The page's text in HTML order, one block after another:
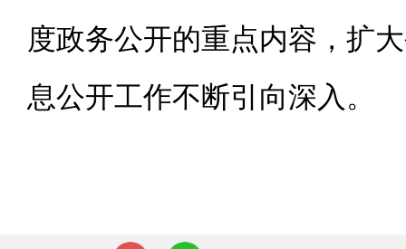
度政务公开的重点内容，扩
息公开工作不断引向深入。